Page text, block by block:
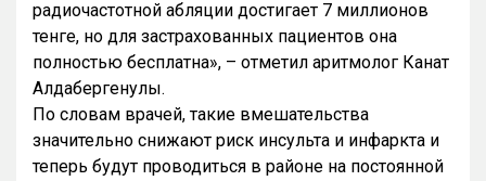
радиочастотной абляции достигает 7 миллионов
тенге, но для застрахованных пациентов она
полностью бесплатна», – отметил аритмолог Канат
Алдабергенулы.
По словам врачей, такие вмешательства
значительно снижают риск инсульта и инфаркта и
теперь будут проводиться в районе на постоянной